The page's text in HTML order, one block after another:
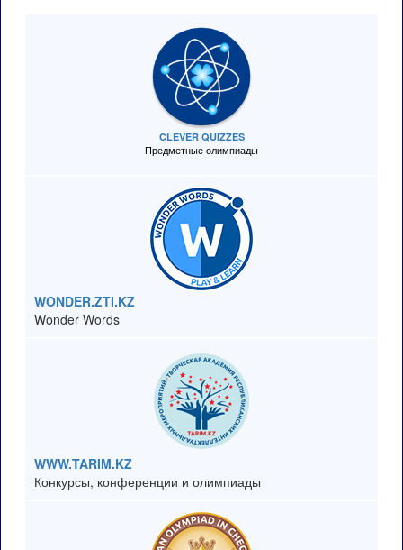
CLEVER QUIZZES
Предметные олимпиады
WONDER.ZTI.KZ
Wonder Words
WWW.TARIM.KZ
Конкурсы, конференции и олимпиады